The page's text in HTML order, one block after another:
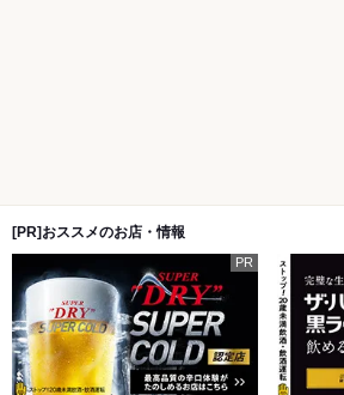
[PR]おススメのお店・情報
PR